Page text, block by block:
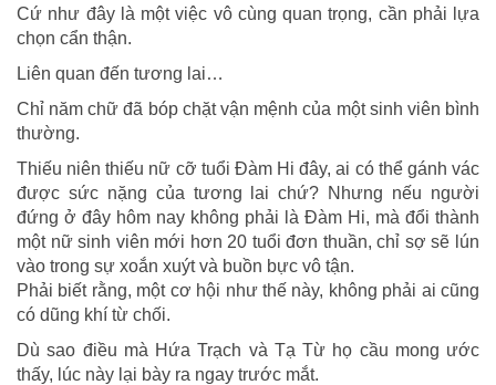
Cứ như đây là một việc vô cùng quan trọng, cần phải lựa
chọn cẩn thận.
Liên quan đến tương lai…
Chỉ năm chữ đã bóp chặt vận mệnh của một sinh viên bình
thường.
Thiếu niên thiếu nữ cỡ tuổi Đàm Hi đây, ai có thể gánh vác
được sức nặng của tương lai chứ? Nhưng nếu người
đứng ở đây hôm nay không phải là Đàm Hi, mà đổi thành
một nữ sinh viên mới hơn 20 tuổi đơn thuần, chỉ sợ sẽ lún
vào trong sự xoắn xuýt và buồn bực vô tận.
Phải biết rằng, một cơ hội như thế này, không phải ai cũng
có dũng khí từ chối.
Dù sao điều mà Hứa Trạch và Tạ Từ họ cầu mong ước
thấy, lúc này lại bày ra ngay trước mắt.